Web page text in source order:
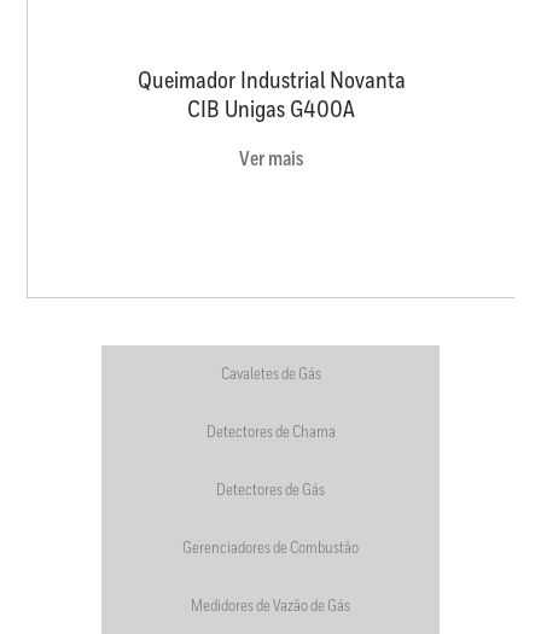
Queimador Industrial Novanta
CIB Unigas G400A
Ver mais
Cavaletes de Gás
Detectores de Chama
Detectores de Gás
Gerenciadores de Combustão
Medidores de Vazão de Gás